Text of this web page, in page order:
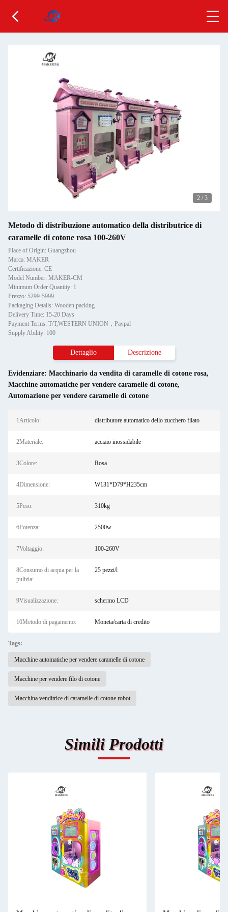
2 / 3
Metodo di distribuzione automatico della distributrice di
caramelle di cotone rosa 100-260V
Place of Origin: Guangzhou
Marca: MAKER
Certificazione: CE
Model Number: MAKER-CM
Minimum Order Quantity: 1
Prezzo: 5299-5999
Packaging Details: Wooden packing
Delivery Time: 15-20 Days
Payment Terms: T/T,WESTERN UNION，Paypal
Supply Ability: 100
Dettaglio Descrizione
Evidenziare: Macchinario da vendita di caramelle di cotone rosa,
Macchine automatiche per vendere caramelle di cotone,
Automazione per vendere caramelle di cotone
1Articolo: distributore automatico dello zucchero filato
2Materiale: acciaio inossidabile
3Colore: Rosa
4Dimensione: W131*D79*H235cm
5Peso: 310kg
6Potenza: 2500w
7Voltaggio: 100-260V
8Consumo di acqua per la
pulizia:
25 pezzi/l
9Visualizzazione: schermo LCD
10Metodo di pagamento: Moneta/carta di credito
Tags:
Macchine automatiche per vendere caramelle di cotone
Macchine per vendere filo di cotone
Macchina venditrice di caramelle di cotone robot
Simili Prodotti